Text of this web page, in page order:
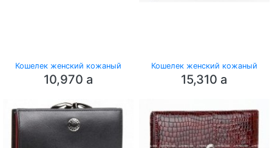
Кошелек женский кожаный
10,970 a
Кошелек женский кожаный
15,310 a